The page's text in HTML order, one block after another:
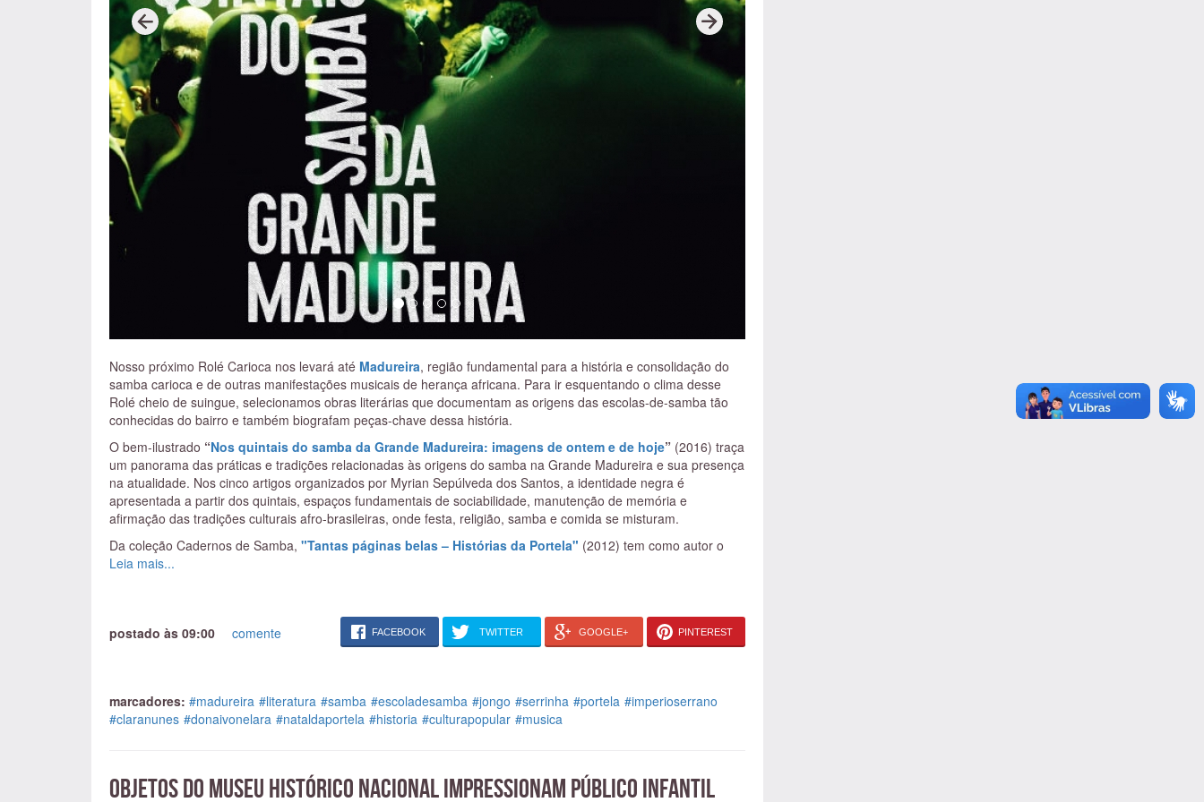
sessões de cinema e teatro, circo, dança, roda de jongo e de samba. Então é uma gestão compartilhada, como
uma incubadora.Na Casa temos um pequeno centro de memória, que é o coração do espaço, ali está
todo o fundamento do jongo. A exposição permanente exibe fotografias que recebemos de famílias da
Serrinha, um espaço em homenagem ao Mestre Darcy, vovó Maria Joana e Tia Maria do Jongo. A entrada da
Casa, uma “cozinha sala”, é para que as pessoas se sintam na casa de uma avó, de um parente seu. Um lugar
para bater papo, trocar ideia, tirar foto, tomar um café, experimentar um pouco dessa vivência ancestral.
Artista plástica e mestre em Projetos Sociais e Bens Culturais, Dyonne Boy é coordenadora do
da Serrinha, casa de cultura e preservação da memória afro-brasileira.
Nosso próximo Rolé Carioca nos levará até Madureira, região fundamental para a história e consolidação do
samba carioca e de outras manifestações musicais de herança africana. Para ir esquentando o clima desse
Rolé cheio de suingue, selecionamos obras literárias que documentam as origens das escolas-de-samba tão
conhecidas do bairro e também biografam peças-chave dessa história.
O bem-ilustrado “Nos quintais do samba da Grande Madureira: imagens de ontem e de hoje” (2016) traça
um panorama das práticas e tradições relacionadas às origens do samba na Grande Madureira e sua presença
na atualidade. Nos cinco artigos organizados por Myrian Sepúlveda dos Santos, a identidade negra é
apresentada a partir dos quintais, espaços fundamentais de sociabilidade, manutenção de memória e
afirmação das tradições culturais afro-brasileiras, onde festa, religião, samba e comida se misturam.
Da coleção Cadernos de Samba, "Tantas páginas belas – Histórias da Portela" (2012) tem como autor o
professor e historiador Luiz Antonio Simas. Vinte e duas vezes campeã do Carnaval carioca, a azul e branco de
A versão ampliada da primeira edição, de 1981, de“Serra, Serrinha, Serrano: o Império do samba”(2017)
apresenta “episódios relicários” da história da escola: a começar pelo levante de sambistas do Morro da
livro-enredo, livro-exaltação. A Império nunca teve dono, nasceu entre os estivadores, em casas onde se
dançava o jongo”.
projeto gráfico. A extensa pesquisa do autor aborda passagens pouco conhecidas da cantora, como a
participação em festivais da canção, as consultas no terreiro de Vovó Maria Joana, no morro da Serrinha, onde
Leia mais...
FACEBOOK TWITTER GOOGLE+ PINTEREST
postado às 09:00 comente
marcadores: #madureira #literatura #samba #escoladesamba #jongo #serrinha #portela #imperioserrano
#claranunes #donaivonelara #nataldaportela #historia #culturapopular #musica
Objetos do Museu Histórico Nacional impressionam público infantil